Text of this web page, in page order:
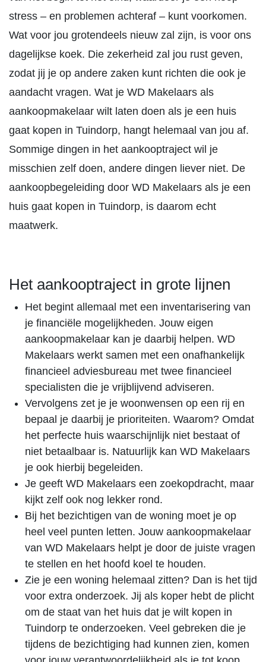
stress – en problemen achteraf – kunt voorkomen.
Wat voor jou grotendeels nieuw zal zijn, is voor ons
dagelijkse koek. Die zekerheid zal jou rust geven,
zodat jij je op andere zaken kunt richten die ook je
aandacht vragen. Wat je WD Makelaars als
aankoopmakelaar wilt laten doen als je een huis
gaat kopen in Tuindorp, hangt helemaal van jou af.
Sommige dingen in het aankooptraject wil je
misschien zelf doen, andere dingen liever niet. De
aankoopbegeleiding door WD Makelaars als je een
huis gaat kopen in Tuindorp, is daarom echt
maatwerk.
Het aankooptraject in grote lijnen
Het begint allemaal met een inventarisering van
je financiële mogelijkheden. Jouw eigen
aankoopmakelaar kan je daarbij helpen. WD
Makelaars werkt samen met een onafhankelijk
financieel adviesbureau met twee financieel
specialisten die je vrijblijvend adviseren.
Vervolgens zet je je woonwensen op een rij en
bepaal je daarbij je prioriteiten. Waarom? Omdat
het perfecte huis waarschijnlijk niet bestaat of
niet betaalbaar is. Natuurlijk kan WD Makelaars
je ook hierbij begeleiden.
Je geeft WD Makelaars een zoekopdracht, maar
kijkt zelf ook nog lekker rond.
Bij het bezichtigen van de woning moet je op
heel veel punten letten. Jouw aankoopmakelaar
van WD Makelaars helpt je door de juiste vragen
te stellen en het hoofd koel te houden.
Zie je een woning helemaal zitten? Dan is het tijd
voor extra onderzoek. Jij als koper hebt de plicht
om de staat van het huis dat je wilt kopen in
Tuindorp te onderzoeken. Veel gebreken die je
tijdens de bezichtiging had kunnen zien, komen